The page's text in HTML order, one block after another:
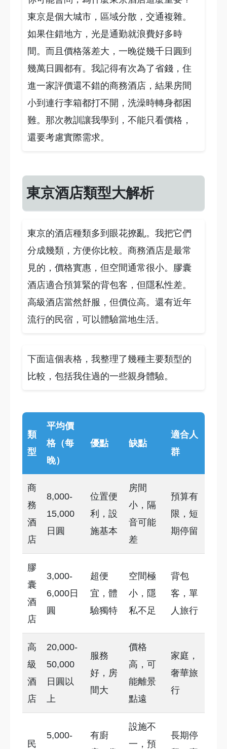
東京是個大城市，區域分散，交通複雜。
如果住錯地方，光是通勤就浪費好多時
間。而且價格落差大，一晚從幾千日圓到
幾萬日圓都有。我記得有次為了省錢，住
進一家評價還不錯的商務酒店，結果房間
小到連行李箱都打不開，洗澡時轉身都困
難。那次教訓讓我學到，不能只看價格，
還要考慮實際需求。
東京酒店類型大解析
東京的酒店種類多到眼花撩亂。我把它們
分成幾類，方便你比較。商務酒店是最常
見的，價格實惠，但空間通常很小。膠囊
酒店適合預算緊的背包客，但隱私性差。
高級酒店當然舒服，但價位高。還有近年
流行的民宿，可以體驗當地生活。
下面這個表格，我整理了幾種主要類型的
比較，包括我住過的一些親身體驗。
類
型
平均價
格（每
晚）
優點 缺點
適合人
群
商
務
酒
店
8,000-
15,000
日圓
位置便
利，設
施基本
房間
小，隔
音可能
差
預算有
限，短
期停留
膠
囊
酒
店
3,000-
6,000日
圓
超便
宜，體
驗獨特
空間極
小，隱
私不足
背包
客，單
人旅行
高
級
酒
店
20,000-
50,000
日圓以
上
服務
好，房
間大
價格
高，可
能離景
點遠
家庭，
奢華旅
行
民
5,000-
有廚
設施不
一，預
長期停